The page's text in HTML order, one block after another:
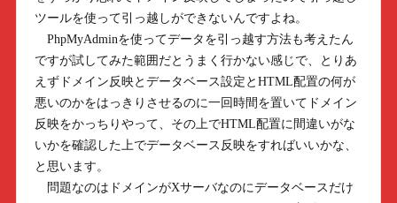
ツールを使って引っ越しができないんですよね。
PhpMyAdminを使ってデータを引っ越す方法も考えたん
ですが試してみた範囲だとうまく行かない感じで、とりあ
えずドメイン反映とデータベース設定とHTML配置の何が
悪いのかをはっきりさせるのに一回時間を置いてドメイン
反映をかっちりやって、その上でHTML配置に間違いがな
いかを確認した上でデータベース反映をすればいいかな、
と思います。
問題なのはドメインがXサーバなのにデータベースだけ